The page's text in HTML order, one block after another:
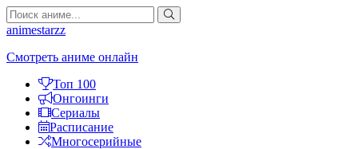
animestarzz
Смотреть аниме онлайн
Топ 100
Онгоинги
Сериалы
Расписание
Многосерийные